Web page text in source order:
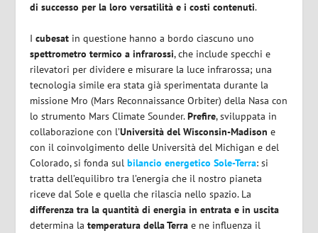
di successo per la loro versatilità e i costi contenuti.
Icubesat in questione hanno a bordo ciascuno uno
spettrometro termico a infrarossi, che include specchi e
rilevatori per dividere e misurare la luce infrarossa; una
tecnologia simile era stata già sperimentata durante la
missione Mro (Mars Reconnaissance Orbiter) della Nasa con
lo strumento Mars Climate Sounder.Prefire, sviluppata in
collaborazione con l’Università del Wisconsin-Madison e
con il coinvolgimento delle Università del Michigan e del
Colorado, si fonda sulbilancio energetico Sole-Terra: si
tratta dell’equilibro tra l’energia che il nostro pianeta
riceve dal Sole e quella che rilascia nello spazio. La
differenza tra la quantità di energia in entrata e in uscita
determina la temperatura della Terra e ne influenza il